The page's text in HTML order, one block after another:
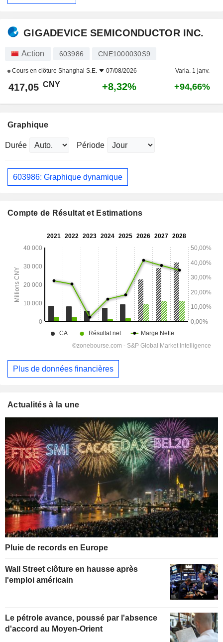
GIGADEVICE SEMICONDUCTOR INC.
Action 603986 CNE1000030S9
Cours en clôture Shanghai S.E. 07/08/2026 Varia. 1 janv.
417,05 CNY +8,32% +94,66%
Graphique
Durée Période
603986: Graphique dynamique
Compte de Résultat et Estimations
Plus de données financières
Actualités à la une
Pluie de records en Europe
Wall Street clôture en hausse après
l'emploi américain
Le pétrole avance, poussé par l'absence
d'accord au Moyen-Orient